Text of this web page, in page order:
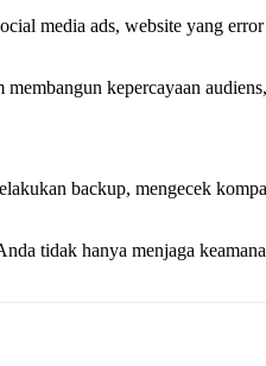
media ads, website yang
kepercayaan
backup, mengecek
tidak hanya menjaga